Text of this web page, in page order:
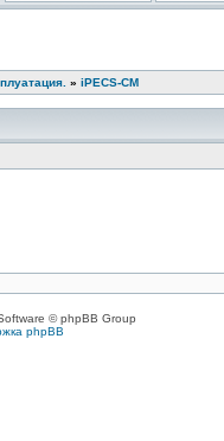
» iPECS-CM
© phpBB Group
phpBB